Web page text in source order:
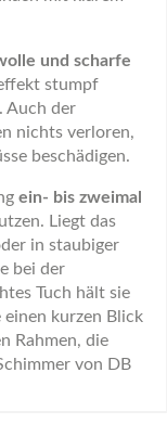
und scharfe
stumpf
Auch der
nichts verloren,
beschädigen.
ein- bis zweimal
Liegt das
in staubiger
bei der
Tuch hält sie
einen kurzen Blick
Rahmen, die
von DB